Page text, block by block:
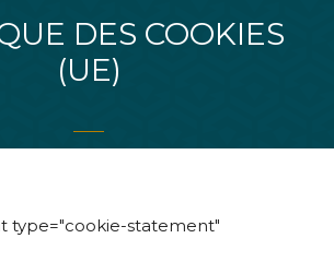
DES COOKIES
(UE)
type="cookie-statement"